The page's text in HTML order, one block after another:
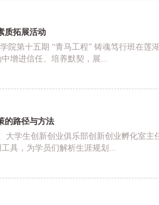
质拓展活动
院第十五期 “青马工程” 铸魂笃行班在
增进信任、培养默契，展...
的路径与方法
大学生创新创业俱乐部创新创业孵化室
具，为学员们解析生涯规划...